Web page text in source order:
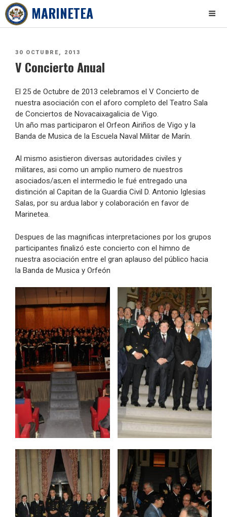
MARINETEA
PUBLICADO
30 OCTUBRE, 2013
V Concierto Anual
El 25 de Octubre de 2013 celebramos el V Concierto de
nuestra asociación con el aforo completo del Teatro Sala
de Conciertos de Novacaixagalicia de Vigo.
Un año mas participaron el Orfeon Airiños de Vigo y la
Banda de Musica de la Escuela Naval Militar de Marín.
Al mismo asistieron diversas autoridades civiles y
militares, asi como un amplio numero de nuestros
asociados/as;en el intermedio le fué entregado una
distinción al Capitan de la Guardia Civil D. Antonio Iglesias
Salas, por su ardua labor y colaboración en favor de
Marinetea.
Despues de las magnificas interpretaciones por los grupos
participantes finalizó este concierto con el himno de
nuestra asociación entre el gran aplauso del público hacia
la Banda de Musica y Orfeón